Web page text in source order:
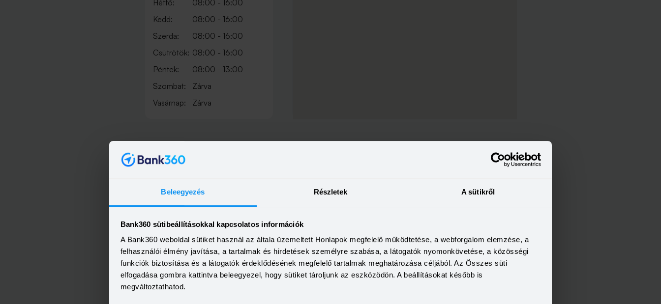
Beleegyezés Részletek A sütikről
Bank360 sütibeállításokkal kapcsolatos információk
A Bank360 weboldal sütiket használ az általa üzemeltett Honlapok megfelelő működtetése, a webforgalom elemzése, a
felhasználói élmény javítása, a tartalmak és hirdetések személyre szabása, a látogatók nyomonkövetése, a közösségi
funkciók biztosítása és a látogatók érdeklődésének megfelelő tartalmak meghatározása céljából. Az Összes süti
elfogadása gombra kattintva beleegyezel, hogy sütiket tároljunk az eszközödön. A beállításokat később is
megváltoztathatod.
Hétfő:
08:00 - 16:00
Kedd:
08:00 - 16:00
Szerda:
08:00 - 16:00
Csütrötök: 08:00 - 16:00
Péntek:
08:00 - 13:00
Szombat:
Zárva
Vasárnap:
Zárva